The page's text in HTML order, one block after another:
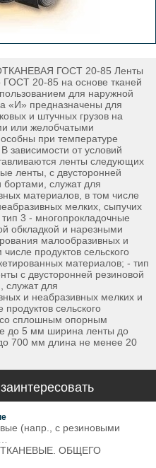
ГОСТ 20-85 Ленты
ГОСТ 20-85 на основе тканей
для наружной
«И» предназначены для
и штучных грузов на
или желобчатыми
при температуре
зависимости от условий
ленты следующих
ленты, с двусторонней
бортами, служат для
материалов, в том числе
мелких, сыпучих
3 - многопрокладочные
обкладкой и нарезными
малообразивных и
продуктов сельского
материалов; - тип
с двусторонней резиновой
служат для
и неабразивных мелких и
сельского
со сплошным опорным
до 5 мм ширина ленты до
700 мм длина не менее 20
(напр., с резиновыми
ОБЩЕГО